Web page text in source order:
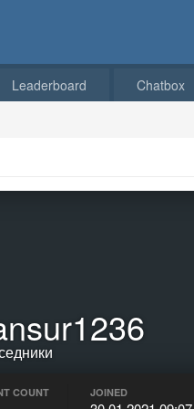
Leaderboard Chatbox
COUNT JOINED